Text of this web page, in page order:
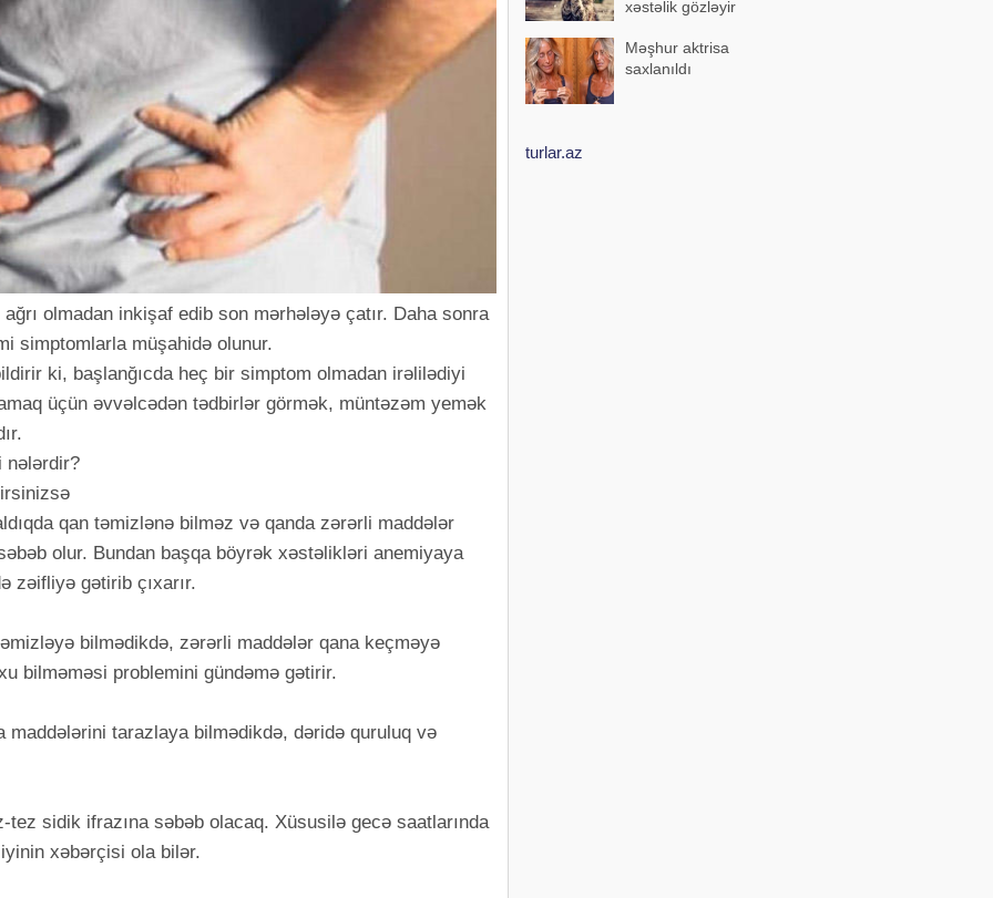
olmadan inkişaf edib son mərhələyə çatır. Daha sonra
simptomlarla müşahidə olunur.
ki, başlanğıcda heç bir simptom olmadan irəlilədiyi
üçün əvvəlcədən tədbirlər görmək, müntəzəm yemək
nələrdir?
qan təmizlənə bilməz və qanda zərərli maddələr
olur. Bundan başqa böyrək xəstəlikləri anemiyaya
zəifliyə gətirib çıxarır.
bilmədikdə, zərərli maddələr qana keçməyə
bilməməsi problemini gündəmə gətirir.
maddələrini tarazlaya bilmədikdə, dəridə quruluq və
sidik ifrazına səbəb olacaq. Xüsusilə gecə saatlarında
xəbərçisi ola bilər.
xəstəlik gözləyir
Məşhur aktrisa
saxlanıldı
turlar.az